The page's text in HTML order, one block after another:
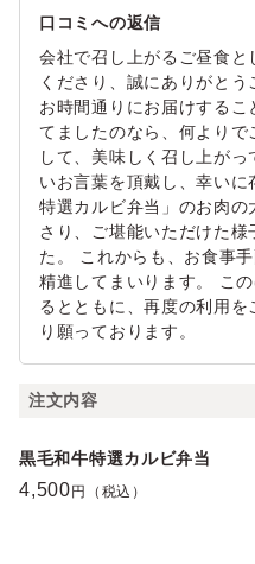
口コミへの返信
会社で召し上がるご昼食と
くださり、誠にありがと
お時間通りにお届けする
てましたのなら、何より
して、美味しく召し上が
いお言葉を頂戴し、幸い
特選カルビ弁当」のお肉
さり、ご堪能いただけた
た。 これからも、お食事
精進してまいります。 こ
るとともに、再度の利用を
り願っております。
注文内容
黒毛和牛特選カルビ弁当
4,500 円（税込）